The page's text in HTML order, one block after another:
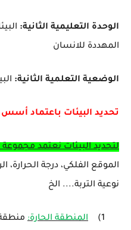
الوحدة التعليمية الثانية:
المهددة للانسان
الوضعية التعلمية الثانية:
تحديد البيئات باعتماد أسس
لتحديد البيئات نعتمد
الموقع الفلكي، درجة الحرارة،
نوعية التربة.... الخ
1) المنطقة الحارة: